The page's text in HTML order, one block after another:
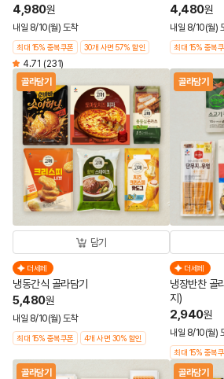
4,980원
내일 8/10(월) 도착
최대 15% 중복쿠폰 30개 사면 57% 할인
4.71 (231)
4,480원
내일 8/10(월)
최대 15% 중복
골라담기
담기
더세페
냉동간식 골라담기
5,480원
내일 8/10(월) 도착
최대 15% 중복쿠폰 4개 사면 30% 할인
골라담기
더세페
냉장반찬 골
지)
2,940원
내일 8/10(월)
최대 15% 중복
골라담기 골라담기